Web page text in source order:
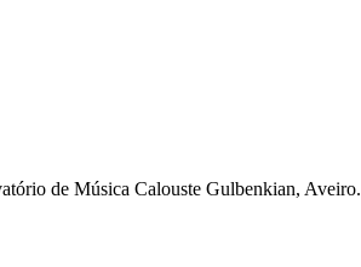
de Música Calouste Gulbenkian, Aveiro.